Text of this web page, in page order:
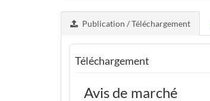
Publication / Téléchargement
Téléchargement
Avis de marché